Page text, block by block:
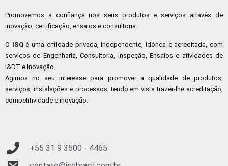
Promovemos a confiança nos seus produtos e serviços através de
inovação, certificação, ensaios e consultoria
O ISQé uma entidade privada, independente, idónea e acreditada, com
serviços de Engenharia, Consultoria, Inspeção, Ensaios e atividades de
I&DT e Inovação.
Agimos no seu interesse para promover a qualidade de produtos,
serviços, instalações e processos, tendo em vista trazer-lhe acreditação,
competitividade e inovação.
+55 31 93500 - 4465